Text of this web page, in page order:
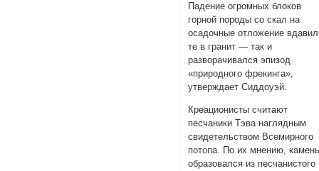
Падение огромных блоков
горной породы со скал на
осадочные отложение
те в гранит — так и
разворачивался эпизод
«природного фрекинга»,
утверждает Сиддоуэй.
Креационисты считают
песчаники Тэва наглядным
свидетельством Всемирного
потопа. По их мнению,
образовался из песчанистого